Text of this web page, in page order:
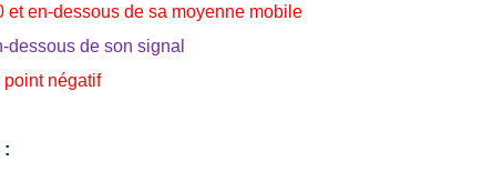
et en-dessous de sa moyenne mobile
dessous de son signal
point négatif
: